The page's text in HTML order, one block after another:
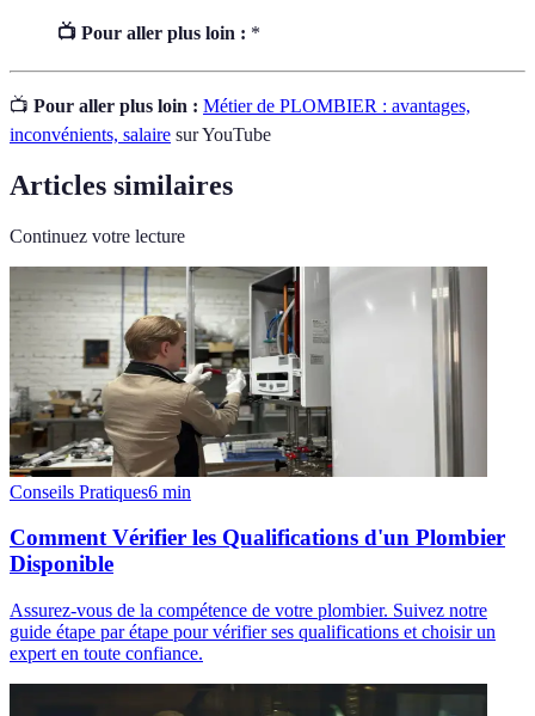
📺 Pour aller plus loin : *
📺 Pour aller plus loin : Métier de PLOMBIER : avantages,
inconvénients, salaire sur YouTube
Articles similaires
Continuez votre lecture
Conseils Pratiques6 min
Comment Vérifier les Qualifications d'un Plombier
Disponible
Assurez-vous de la compétence de votre plombier. Suivez notre
guide étape par étape pour vérifier ses qualifications et choisir un
expert en toute confiance.